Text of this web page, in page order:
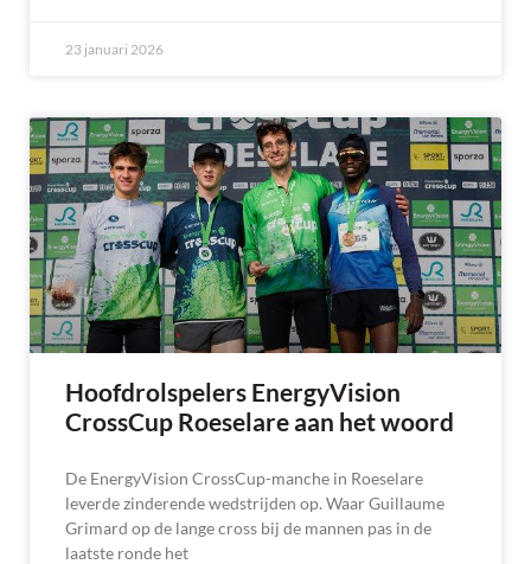
23 januari 2026
Hoofdrolspelers EnergyVision
CrossCup Roeselare aan het woord
De EnergyVision CrossCup-manche in Roeselare
leverde zinderende wedstrijden op. Waar Guillaume
Grimard op de lange cross bij de mannen pas in de
laatste ronde het